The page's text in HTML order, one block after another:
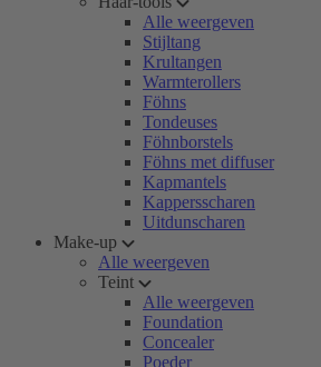
Alle weergeven
Stijltang
Krultangen
Warmterollers
Föhns
Tondeuses
Föhnborstels
Föhns met diffuser
Kapmantels
Kappersscharen
Uitdunscharen
Make-up
Alle weergeven
Teint
Alle weergeven
Foundation
Concealer
Poeder